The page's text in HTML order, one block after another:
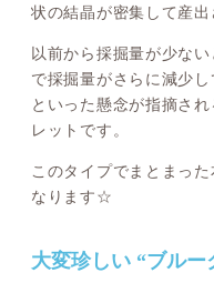
状の結晶が密集して産出
以前から採掘量が少な
で採掘量がさらに減少
といった懸念が指摘さ
レットです。
このタイプでまとまっ
なります☆
大変珍しい “ブルー